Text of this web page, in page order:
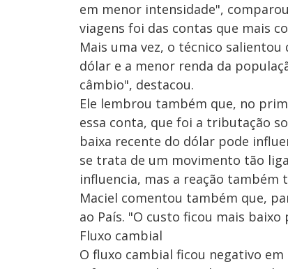
em menor intensidade",
viagens foi das contas que mais
Mais uma vez, o técnico
dólar e a menor renda da
câmbio", destacou.
Ele lembrou também que, no
essa conta, que foi a tributação
baixa recente do dólar pode
se trata de um movimento tão
influencia, mas a reação também
Maciel comentou também que,
ao País. "O custo ficou mais
Fluxo cambial
O fluxo cambial ficou negativo